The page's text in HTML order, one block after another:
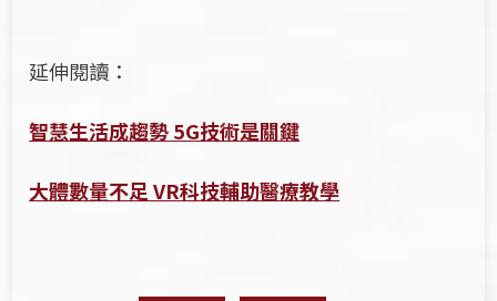
延伸閱讀：
智慧生活成趨勢 5G技術是關鍵
大體數量不足 VR科技輔助醫療教學